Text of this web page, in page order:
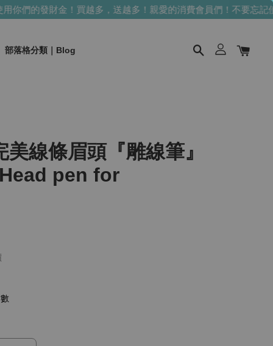
的發財金！買越多，送越多！親愛的消費會員們！不要忘記使
部落格分類｜Blog
線條眉頭『雕線筆』
pen for